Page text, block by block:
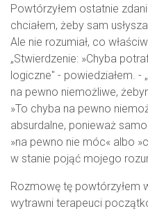
Powtórzyłem ostatnie
chciałem, żeby sam
Ale nie rozumiał, co
„Stwierdzenie: »Chyba
logiczne" - powiedziałem. -
na pewno niemożliwe,
»To chyba na pewno
absurdalne, ponieważ
»na pewno nie móc« albo
w stanie pojąć mojego
Rozmowę tę powtórzyłem
wytrawni terapeuci